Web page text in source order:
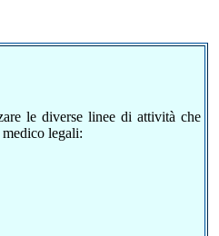
le diverse linee di attività che
legali: